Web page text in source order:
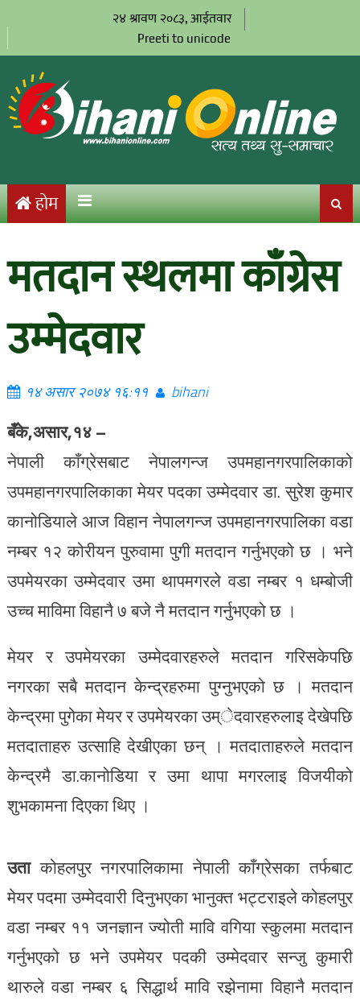
२४ श्रावण २०८३, आईतवार
Preeti to unicode
होम
मतदान स्थलमा काँग्रेस
उम्मेदवार
१४ असार २०७४ १६:११ bihani
बँके,असार,१४ –
नेपाली काँग्रेसबाट नेपालगन्ज उपमहानगरपालिकाको
उपमहानगरपालिकाका मेयर पदका उम्मेदवार डा. सुरेश कुमार
कानोडियाले आज विहान नेपालगन्ज उपमहानगरपालिका वडा
नम्बर १२ कोरीयन पुरुवामा पुगी मतदान गर्नुभएको छ । भने
उपमेयरका उम्मेदवार उमा थापमगरले वडा नम्बर १ धम्बोजी
उच्च माविमा विहानै ७ बजे नै मतदान गर्नुभएको छ ।
मेयर र उपमेयरका उम्मेदवारहरुले मतदान गरिसकेपछि
नगरका सबै मतदान केन्द्रहरुमा पुग्नुभएको छ । मतदान
केन्द्रमा पुगेका मेयर र उपमेयरका उम्ेदवारहरुलाइ देखेपछि
मतदाताहरु उत्साहि देखीएका छन् । मतदाताहरुले मतदान
केन्द्रमै डा.कानोडिया र उमा थापा मगरलाइ विजयीको
शुभकामना दिएका थिए ।
उताकोहलपुर नगरपालिकामा नेपाली काँग्रेसका तर्फबाट
मेयर पदमा उम्मेदवारी दिनुभएका भानुक्त भट्टराइले कोहलपुर
वडा नम्बर ११ जनज्ञान ज्योती मावि वगिया स्कुलमा मतदान
गर्नुभएको छ भने उपमेयर पदकी उम्मेदवार सन्जु कुमारी
थारुले वडा नम्बर ६ सिद्धार्थ मावि रझेनामा विहानै मतदान